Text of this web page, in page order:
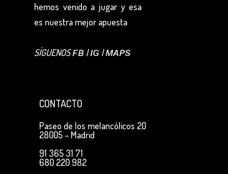
hemos venido a jugar y esa
es nuestra mejor apuesta
SÍGUENOSFB |IG |MAPS
CONTACTO
Paseo de los melancólicos 20
28005 – Madrid
91 365 31 71
680 220 982